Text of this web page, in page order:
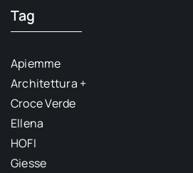
Tag
Apiemme
Architettura +
Croce Verde
Ellena
HOFI
Giesse